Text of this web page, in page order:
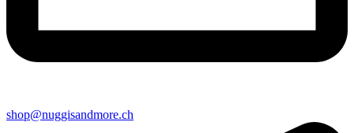
shop@nuggisandmore.ch